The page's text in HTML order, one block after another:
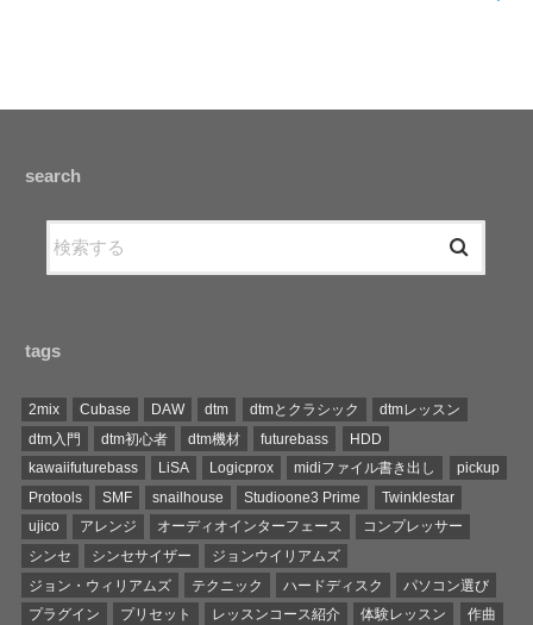
search
tags
2mix Cubase DAW dtm dtmとクラシック
dtmレッスン
dtm入門
dtm初心者 dtm機材 futurebass
HDD
kawaiifuturebass
LiSA Logicprox midiファイル書き出し
pickup
Protools
SMF snailhouse Studioone3 Prime
Twinklestar
ujico
アレンジ オーディオインターフェース
コンプレッサー
シンセ
シンセサイザー
ジョンウイリアムズ
ジョン・ウィリアムズ
テクニック ハードディスク
パソコン選び
プラグイン
プリセット レッスンコース紹介 体験レッスン
作曲